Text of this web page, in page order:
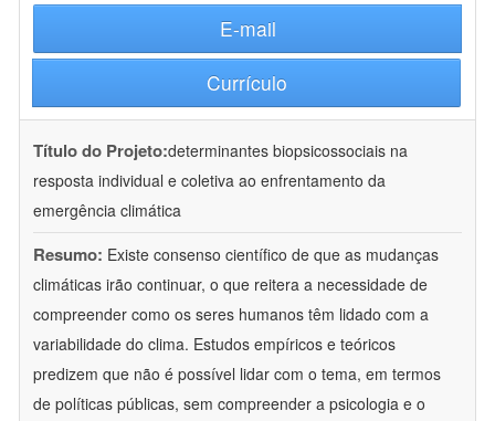
E-mail
Currículo
Título do Projeto:determinantes biopsicossociais na
resposta individual e coletiva ao enfrentamento da
emergência climática
Resumo: Existe consenso científico de que as mudanças
climáticas irão continuar, o que reitera a necessidade de
compreender como os seres humanos têm lidado com a
variabilidade do clima. Estudos empíricos e teóricos
predizem que não é possível lidar com o tema, em termos
de políticas públicas, sem compreender a psicologia e o